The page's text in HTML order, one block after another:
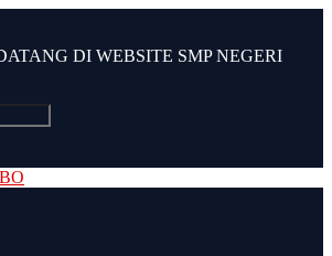
DI WEBSITE SMP NEGERI